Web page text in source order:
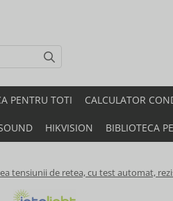
PENTRU TOTI CALCULATOR
HIKVISION BIBLIOTECA
tensiunii de retea, cu test automat,